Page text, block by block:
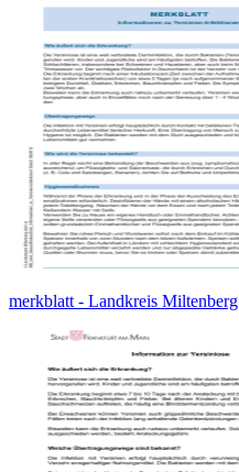
merkblatt - Landkreis Miltenberg